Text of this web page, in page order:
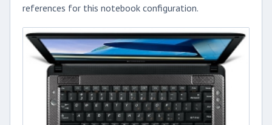
references for this notebook configuration.